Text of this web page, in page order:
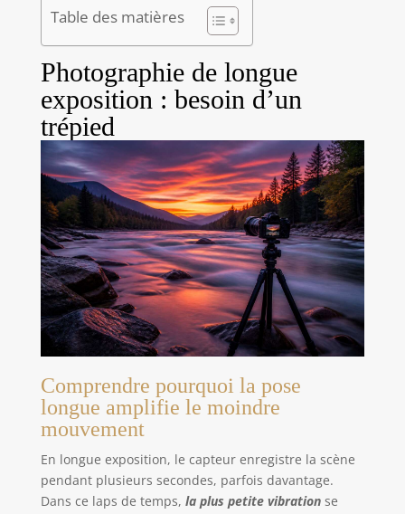
Table des matières
Photographie de longue
exposition : besoin d’un
trépied
Comprendre pourquoi la pose
longue amplifie le moindre
mouvement
En longue exposition, le capteur enregistre la scène
pendant plusieurs secondes, parfois davantage.
Dans ce laps de temps, la plus petite vibrationse